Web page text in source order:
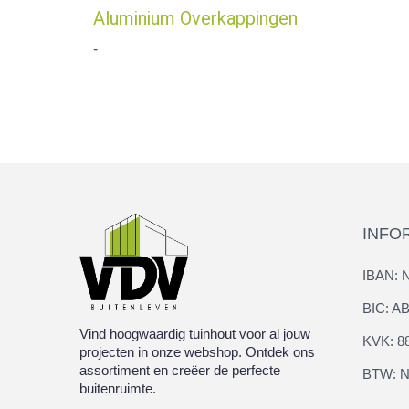
Aluminium Overkappingen
-
Vind hoogwaardig tuinhout voor al jouw
projecten in onze webshop. Ontdek ons
assortiment en creëer de perfecte
buitenruimte.
IBAN:
BIC:
KVK:
BTW: